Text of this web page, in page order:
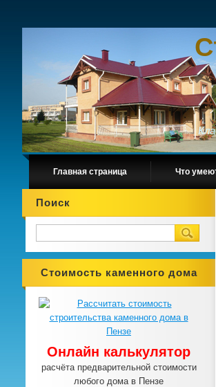
Главная страница Что
Поиск
Стоимость каменного дома
Онлайн калькулятор
расчёта предварительной стоимости
любого дома в Пензе